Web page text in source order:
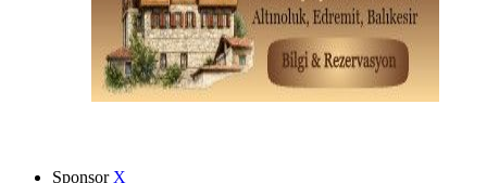
Sponsor X